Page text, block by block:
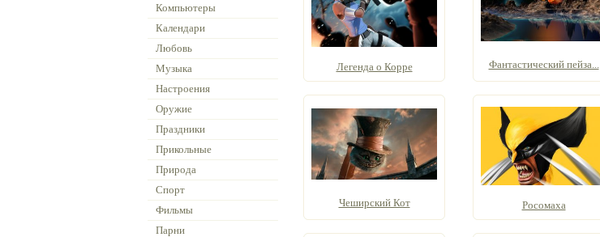
Компьютеры
Календари
Любовь
Музыка
Настроения
Оружие
Праздники
Прикольные
Природа
Спорт
Фильмы
Парни
Легенда о Корре Фантастический пейза...
Чеширский Кот Росомаха